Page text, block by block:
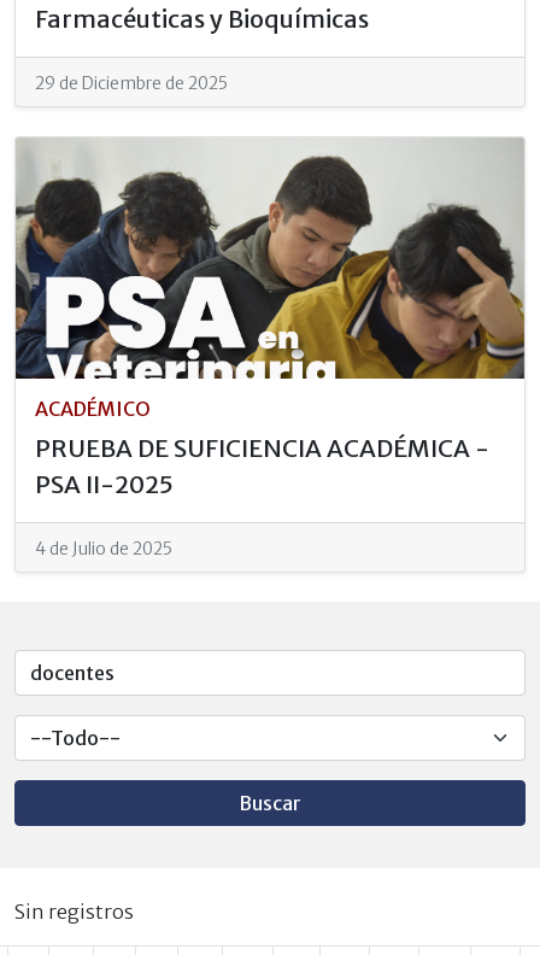
Farmacéuticas y Bioquímicas
29 de Diciembre de 2025
ACADÉMICO
PRUEBA DE SUFICIENCIA ACADÉMICA -
PSA II-2025
4 de Julio de 2025
Buscar
Sin registros